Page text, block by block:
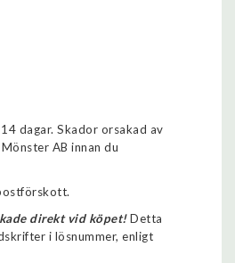
dagar. Skador orsakad av
AB innan du
direkt vid köpet!Detta
i lösnummer, enligt